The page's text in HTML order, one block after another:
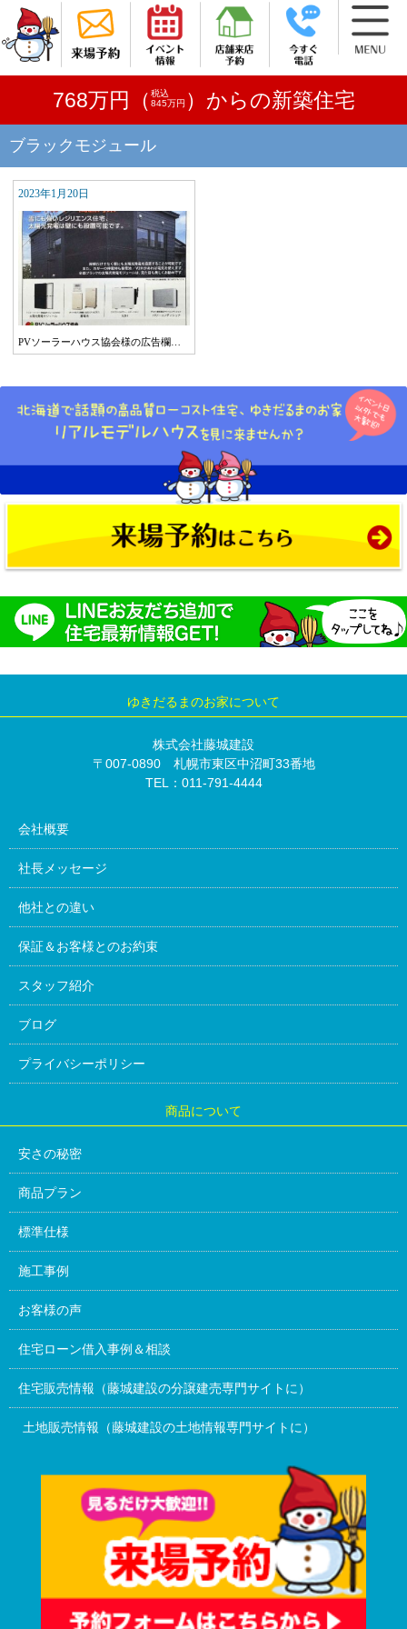
768万円（ 税込
845万円 ）からの新築住宅
ブラックモジュール
2023年1月20日
PVソーラーハウス協会様の広告欄…
ゆきだるまのお家について
株式会社藤城建設
〒007-0890 札幌市東区中沼町33番地
TEL：011-791-4444
会社概要
社長メッセージ
他社との違い
保証＆お客様とのお約束
スタッフ紹介
ブログ
プライバシーポリシー
商品について
安さの秘密
商品プラン
標準仕様
施工事例
お客様の声
住宅ローン借入事例＆相談
住宅販売情報（藤城建設の分譲建売専門サイトに）
土地販売情報（藤城建設の土地情報専門サイトに）